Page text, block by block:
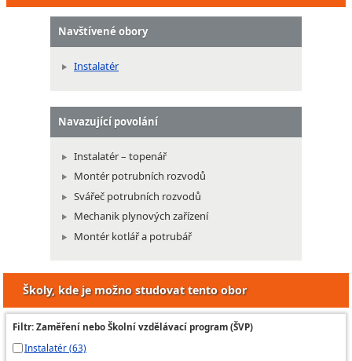
Navštívené obory
Instalatér
Navazující povolání
Instalatér – topenář
Montér potrubních rozvodů
Svářeč potrubních rozvodů
Mechanik plynových zařízení
Montér kotlář a potrubář
Školy, kde je možno studovat tento obor
Filtr: Zaměření nebo Školní vzdělávací program (ŠVP)
Instalatér (63)